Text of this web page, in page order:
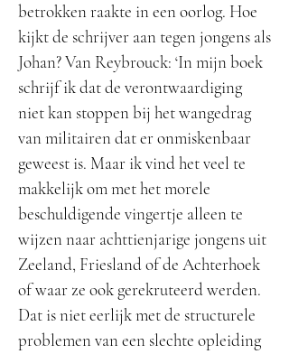
betrokken raakte in een oorlog. Hoe
kijkt de schrijver aan tegen jongens als
Johan? Van Reybrouck: ‘In mijn boek
schrijf ik dat de verontwaardiging
niet kan stoppen bij het wangedrag
van militairen dat er onmiskenbaar
geweest is. Maar ik vind het veel te
makkelijk om met het morele
beschuldigende vingertje alleen te
wijzen naar achttienjarige jongens uit
Zeeland, Friesland of de Achterhoek
of waar ze ook gerekruteerd werden.
Dat is niet eerlijk met de structurele
problemen van een slechte opleiding